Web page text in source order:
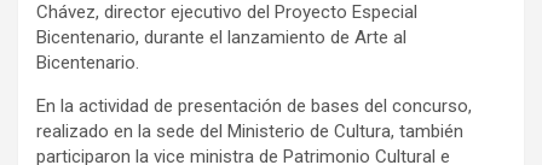
Chávez, director ejecutivo del Proyecto Especial
Bicentenario, durante el lanzamiento de Arte al
Bicentenario.
En la actividad de presentación de bases del concurso,
realizado en la sede del Ministerio de Cultura, también
participaron la vice ministra de Patrimonio Cultural e